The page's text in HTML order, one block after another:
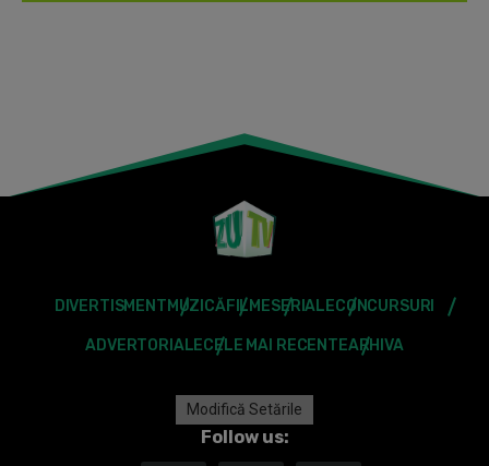
DIVERTISMENT MUZICĂFILMESERIALECONCURSURI
ADVERTORIALECELE MAI RECENTEARHIVA
Modifică Setările
Follow us: